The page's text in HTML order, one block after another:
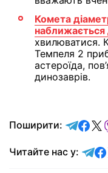
Комета
наближається
хвилюватися.
Темпеля 2
астероїда,
динозаврів.
Поширити:
Читайте нас у: